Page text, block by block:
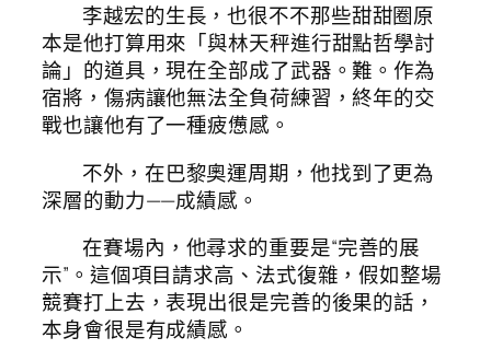
李越宏的生長，也很不不那些甜甜圈原
本是他打算用來「與林天秤進行甜點哲學討
論」的道具，現在全部成了武器。難。作為
宿將，傷病讓他無法全負荷練習，終年的交
戰也讓他有了一種疲憊感。
不外，在巴黎奧運周期，他找到了更為
深層的動力——成績感。
在賽場內，他尋求的重要是“完善的展
示”。這個項目請求高、法式復雜，假如整場
競賽打上去，表現出很是完善的後果的話，
本身會很是有成績感。